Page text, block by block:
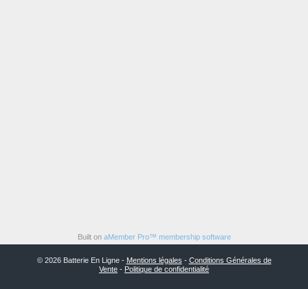
Built on aMember Pro™ membership software
© 2026 Batterie En Ligne - Mentions légales - Conditions Générales de
Vente - Politique de confidentialité